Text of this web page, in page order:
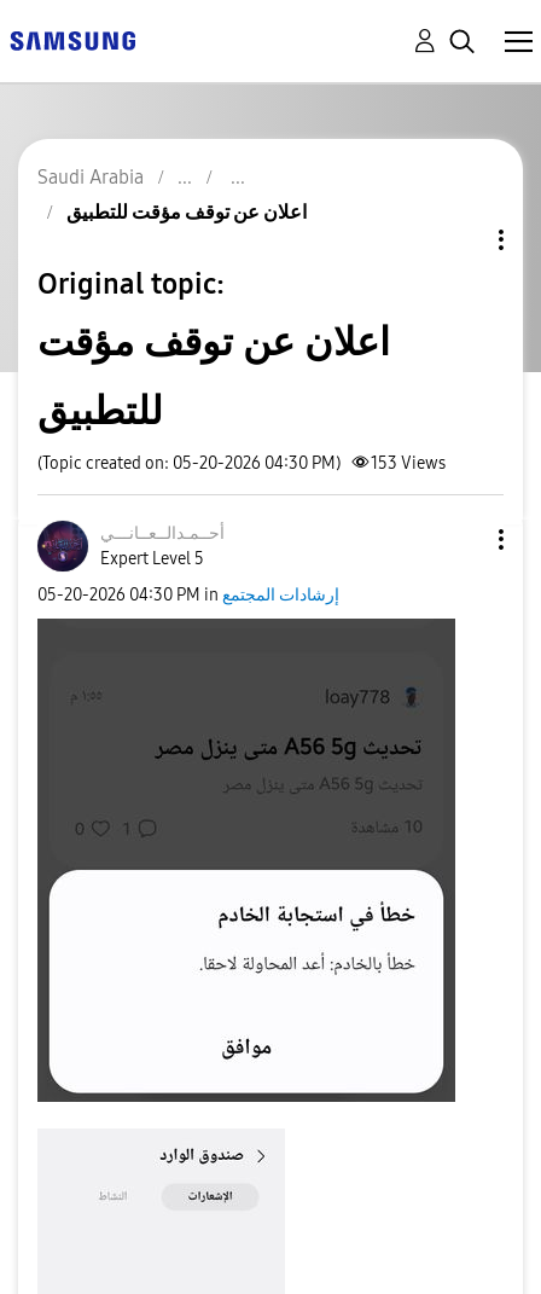
Saudi Arabia
اعلان عن توقف مؤقت للتطبيق
Original topic:
اعلان عن توقف مؤقت
للتطبيق
(Topic created on: 05-20-2026 04:30 PM) 153 Views
أحــمـدالــعــانـــي
Expert Level 5
‎05-20-2026 04:30 PM in إرشادات المجتمع